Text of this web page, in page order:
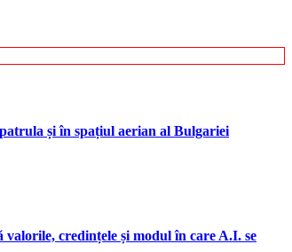
și în spațiul aerian al Bulgariei
credințele și modul în care A.I. se